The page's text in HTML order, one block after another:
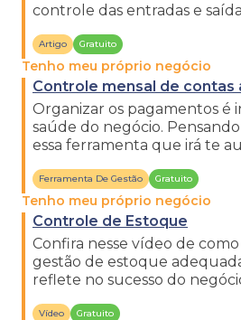
controle das entradas e
Artigo Gratuito
Tenho meu próprio negócio
Controle mensal de contas
Organizar os pagamentos é
saúde do negócio.
essa ferramenta que irá te
Ferramenta De Gestão Gratuito
Tenho meu próprio negócio
Controle de Estoque
Confira nesse vídeo de
gestão de estoque
reflete no sucesso do
Vídeo Gratuito